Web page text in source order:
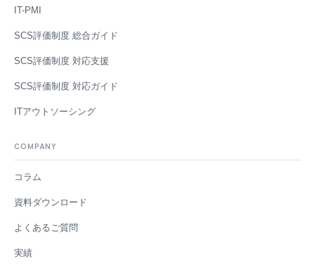
IT-PMI
SCS評価制度 総合ガイド
SCS評価制度 対応支援
SCS評価制度 対応ガイド
ITアウトソーシング
COMPANY
コラム
資料ダウンロード
よくあるご質問
実績